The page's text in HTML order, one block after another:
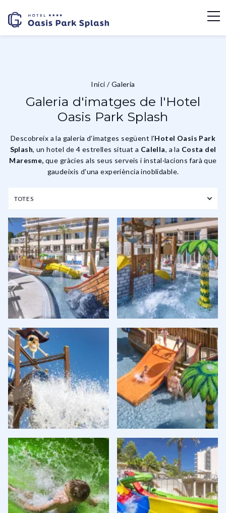
Inici /Galeria
Galeria d'imatges de l'Hotel
Oasis Park Splash
Descobreix a la galeria d'imatges següent l'Hotel Oasis Park
Splash, un hotel de 4 estrelles situat a Calella, a la Costa del
Maresme, que gràcies als seus serveis i instal·lacions farà que
gaudeixis d'una experiència inoblidable.
TOTES